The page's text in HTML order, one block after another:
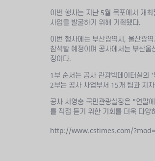
이번 행사는 지난 5월 목포에서 개
사업을 발굴하기 위해 기획됐다.
이번 행사에는 부산광역시, 울산광
참석할 예정이며 공사에서는 부산
정이다.
1부 순서는 공사 관광빅데이터실의
2부는 공사 사업부서 15개 팀과 지
공사 서영충 국민관광실장은 "연말
를 직접 듣기 위한 기회를 더욱 다
http://www.cstimes.com/